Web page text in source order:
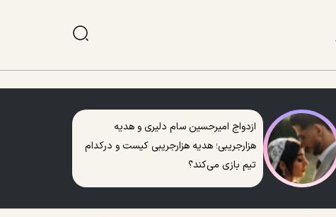
ازدواج امیرحسین سام دلیری و هدیه
هزارجریبی؛ هدیه هزارجریبی کیست و درکدام
تیم بازی می‌کند؟